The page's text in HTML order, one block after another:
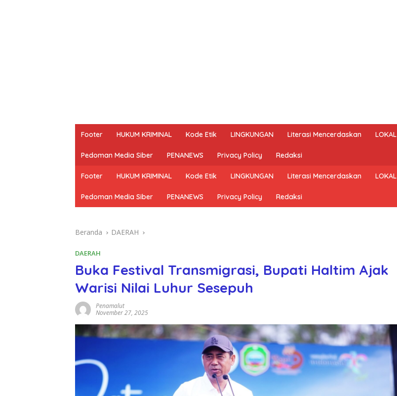
Footer HUKUM KRIMINAL Kode Etik LINGKUNGAN Literasi Mencerdaskan LOKAL
Pedoman Media Siber PENANEWS Privacy Policy Redaksi
Footer HUKUM KRIMINAL Kode Etik LINGKUNGAN Literasi Mencerdaskan LOKAL
Pedoman Media Siber PENANEWS Privacy Policy Redaksi
Beranda DAERAH
DAERAH
Buka Festival Transmigrasi, Bupati Haltim Ajak
Warisi Nilai Luhur Sesepuh
Penamalut
November 27, 2025